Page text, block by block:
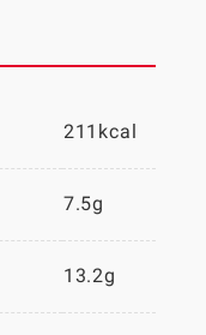
211kcal
7.5g
13.2g